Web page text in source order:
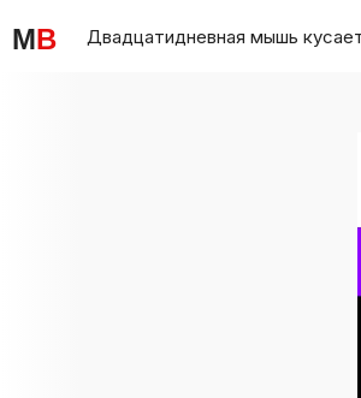
MB Двадцатидневная мышь